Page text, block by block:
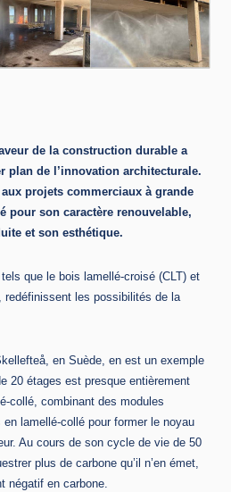
de la construction durable a
plan de l’innovation architecturale.
projets commerciaux à grande
pour son caractère renouvelable,
et son esthétique.
que le bois lamellé-croisé (CLT) et
redéfinissent les possibilités de la
en Suède, en est un exemple
20 étages est presque entièrement
collé, combinant des modules
lamellé-collé pour former le noyau
Au cours de son cycle de vie de 50
plus de carbone qu’il n’en émet,
négatif en carbone.